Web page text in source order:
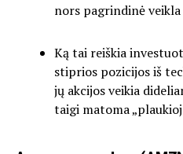
nors pagrindinė
Ką tai reiškia
stiprios pozicijos iš
jų akcijos veikia
taigi matoma